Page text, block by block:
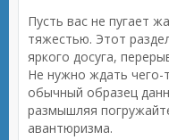
Пусть вас не пугает
тяжестью. Этот
яркого досуга,
Не нужно ждать
обычный образец
размышляя
авантюризма.